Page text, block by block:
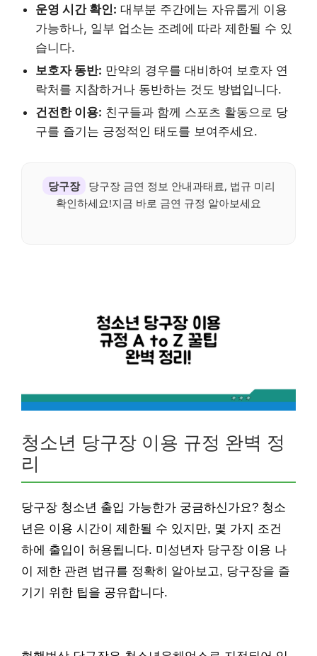
운영 시간 확인: 대부분 주간에는 자유롭게 이용
가능하나, 일부 업소는 조례에 따라 제한될 수 있
습니다.
보호자 동반: 만약의 경우를 대비하여 보호자 연
락처를 지참하거나 동반하는 것도 방법입니다.
건전한 이용: 친구들과 함께 스포츠 활동으로 당
구를 즐기는 긍정적인 태도를 보여주세요.
당구장
당구장 금연 정보 안내과태료, 법규 미리
확인하세요!지금 바로 금연 규정 알아보세요
청소년 당구장 이용 규정 완벽 정
리
당구장 청소년 출입 가능한가 궁금하신가요? 청소
년은 이용 시간이 제한될 수 있지만, 몇 가지 조건
하에 출입이 허용됩니다. 미성년자 당구장 이용 나
이 제한 관련 법규를 정확히 알아보고, 당구장을 즐
기기 위한 팁을 공유합니다.